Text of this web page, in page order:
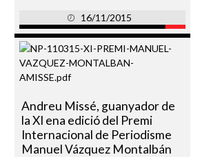
16/11/2015
Andreu Missé, guanyador de
la XI ena edició del Premi
Internacional de Periodisme
Manuel Vázquez Montalbán